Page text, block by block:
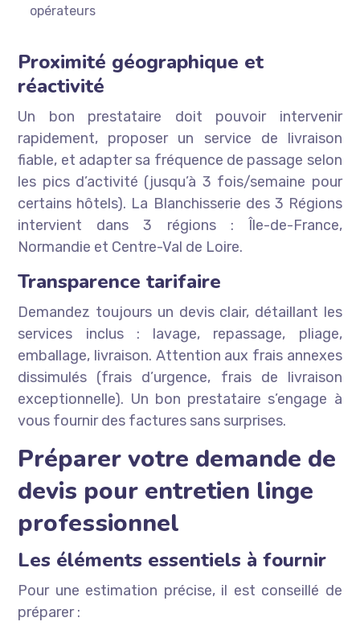
opérateurs
Proximité géographique et
réactivité
Un bon prestataire doit pouvoir intervenir
rapidement, proposer un service de livraison
fiable, et adapter sa fréquence de passage selon
les pics d’activité (jusqu’à 3 fois/semaine pour
certains hôtels). La Blanchisserie des 3 Régions
intervient dans 3 régions : Île-de-France,
Normandie et Centre-Val de Loire.
Transparence tarifaire
Demandez toujours un devis clair, détaillant les
services inclus : lavage, repassage, pliage,
emballage, livraison. Attention aux frais annexes
dissimulés (frais d’urgence, frais de livraison
exceptionnelle). Un bon prestataire s’engage à
vous fournir des factures sans surprises.
Préparer votre demande de
devis pour entretien linge
professionnel
Les éléments essentiels à fournir
Pour une estimation précise, il est conseillé de
préparer :